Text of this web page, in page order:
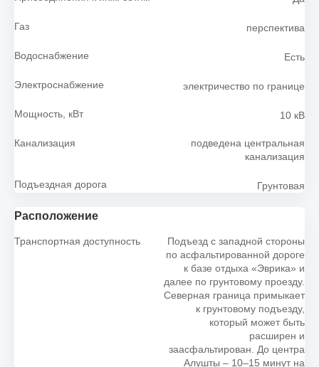
Газ перспектива
Водоснабжение Есть
Электроснабжение электричество по границе
Мощность, кВт 10 кВ
Канализация
подведена центральная
канализация
Подъездная дорога Грунтовая
Расположение
Транспортная доступность
Подъезд с западной стороны
по асфальтированной дороге
к базе отдыха «Эврика» и
далее по грунтовому проезду.
Северная граница примыкает
к грунтовому подъезду,
который может быть
расширен и
заасфальтирован. До центра
Алушты – 10–15 минут на